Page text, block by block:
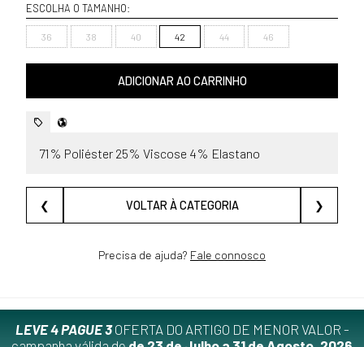
ESCOLHA O TAMANHO:
36 38 40 42 44 46
ADICIONAR AO CARRINHO
71% Poliéster 25% Viscose 4% Elastano
❮ VOLTAR À CATEGORIA ❯
Precisa de ajuda? Fale connosco
LEVE 4 PAGUE 3OFERTA DO ARTIGO DE MENOR VALOR -